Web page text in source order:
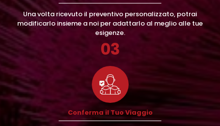
Una volta ricevuto il preventivo personalizzato, potrai
modificarlo insieme a noi per adattarlo al meglio alle tue
esigenze.
03
Conferma il Tuo Viaggio